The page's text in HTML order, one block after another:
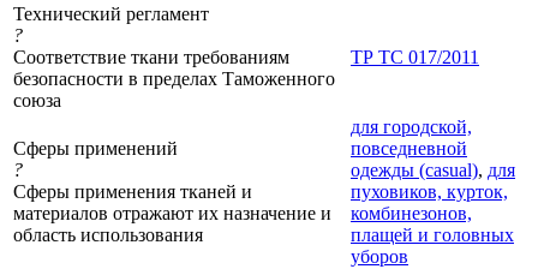
Технический регламент
?
Соответствие ткани требованиям
безопасности в пределах Таможенного
союза
ТР ТС 017/2011
Сферы применений
?
Сферы применения тканей и
материалов отражают их назначение и
область использования
для городской,
повседневной
одежды (casual), для
пуховиков, курток,
комбинезонов,
плащей и головных
уборов